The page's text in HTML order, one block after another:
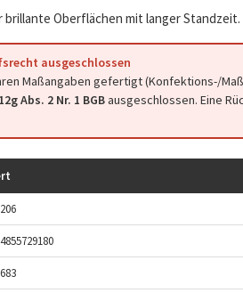
brillante Oberflächen mit langer Standzeit.
ausgeschlossen
Maßangaben gefertigt (Konfektions-/
Abs. 2 Nr. 1 BGBausgeschlossen. Eine